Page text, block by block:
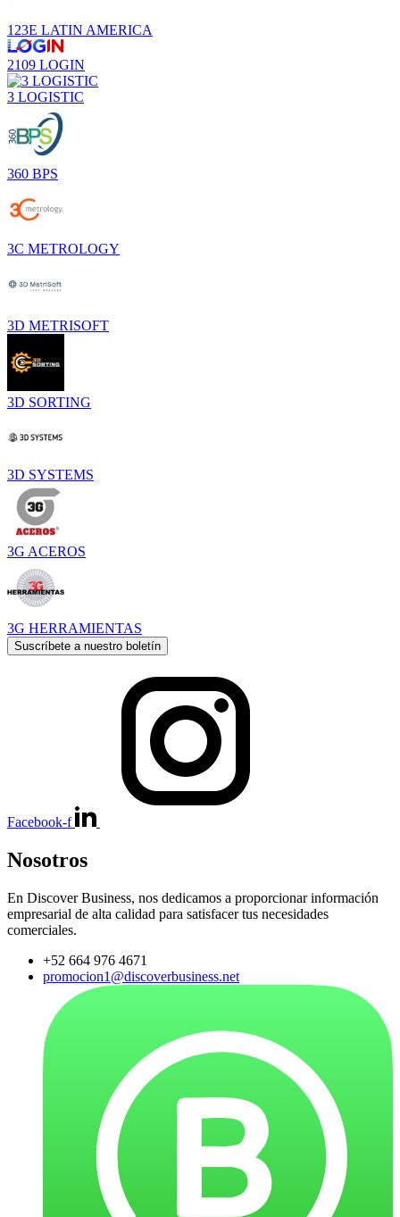
123E LATIN AMERICA
2109 LOGIN
3 LOGISTIC
360 BPS
3C METROLOGY
3D METRISOFT
3D SORTING
3D SYSTEMS
3G ACEROS
3G HERRAMIENTAS
Suscríbete a nuestro boletín
Facebook-f
Nosotros
En Discover Business, nos dedicamos a proporcionar información
empresarial de alta calidad para satisfacer tus necesidades
comerciales.
+52 664 976 4671
promocion1@discoverbusiness.net